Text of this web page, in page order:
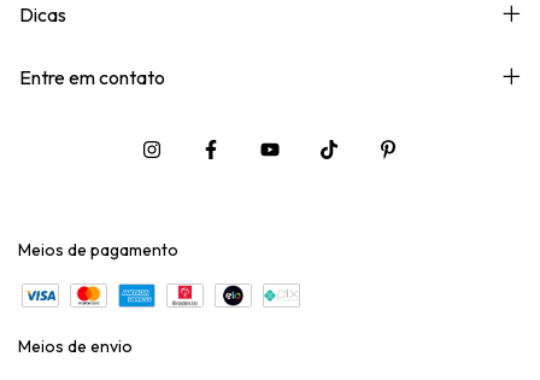
Dicas
Entre em contato
Meios de pagamento
Meios de envio